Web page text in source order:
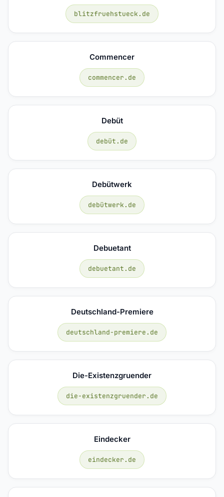
blitzfruehstueck.de
Commencer
commencer.de
Debüt
debüt.de
Debütwerk
debütwerk.de
Debuetant
debuetant.de
Deutschland-Premiere
deutschland-premiere.de
Die-Existenzgruender
die-existenzgruender.de
Eindecker
eindecker.de